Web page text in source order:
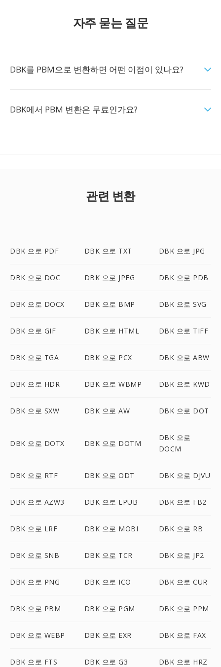
자주 묻는 질문
DBK를 PBM으로 변환하면 어떤 이점이 있나요?
DBK에서 PBM 변환은 무료인가요?
관련 변환
DBK 으로 PDF DBK 으로 TXT DBK 으로 JPG
DBK 으로 DOC DBK 으로 JPEG DBK 으로 PDB
DBK 으로 DOCX DBK 으로 BMP DBK 으로 SVG
DBK 으로 GIF DBK 으로 HTML DBK 으로 TIFF
DBK 으로 TGA DBK 으로 PCX DBK 으로 ABW
DBK 으로 HDR DBK 으로 WBMP DBK 으로 KWD
DBK 으로 SXW DBK 으로 AW DBK 으로 DOT
DBK 으로 DOTX DBK 으로 DOTM
DBK 으로
DOCM
DBK 으로 RTF DBK 으로 ODT DBK 으로 DJVU
DBK 으로 AZW3 DBK 으로 EPUB DBK 으로 FB2
DBK 으로 LRF DBK 으로 MOBI DBK 으로 RB
DBK 으로 SNB DBK 으로 TCR DBK 으로 JP2
DBK 으로 PNG DBK 으로 ICO DBK 으로 CUR
DBK 으로 PBM DBK 으로 PGM DBK 으로 PPM
DBK 으로 WEBP DBK 으로 EXR DBK 으로 FAX
DBK 으로 FTS DBK 으로 G3 DBK 으로 HRZ